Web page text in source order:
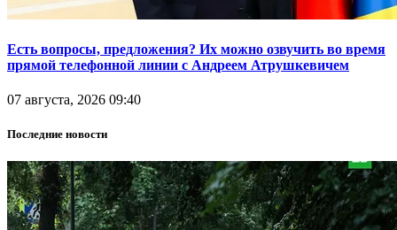
Есть вопросы, предложения? Их можно озвучить во время
прямой телефонной линии с Андреем Атрушкевичем
07 августа, 2026 09:40
Последние новости